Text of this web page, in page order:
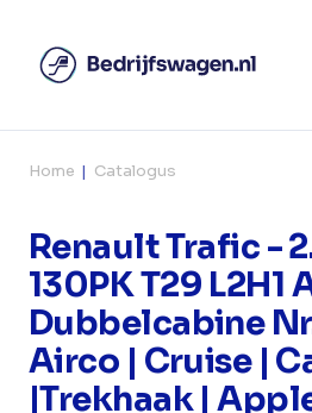
Home Catalogus
Renault Trafic -
130PK T29 L2H1
Dubbelcabine
Airco | Cruise |
|Trekhaak |